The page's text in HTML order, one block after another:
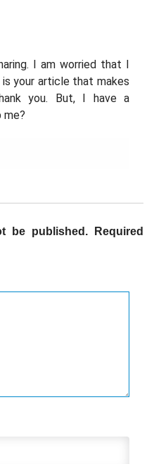
I am worried that I
your article that makes
you. But, I have a
me?
be published.
Required